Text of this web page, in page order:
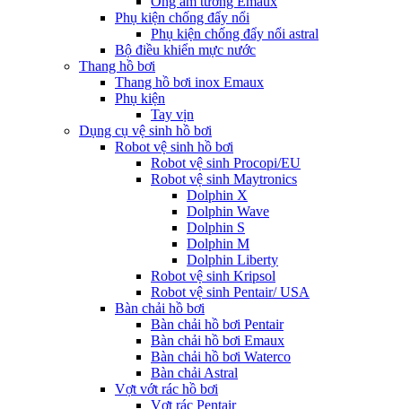
Phụ kiện chống đẩy nổi
Phụ kiện chống đẩy nổi astral
Bộ điều khiển mực nước
Thang hồ bơi
Thang hồ bơi inox Emaux
Phụ kiện
Tay vịn
Dụng cụ vệ sinh hồ bơi
Robot vệ sinh hồ bơi
Robot vệ sinh Procopi/EU
Robot vệ sinh Maytronics
Dolphin X
Dolphin Wave
Dolphin S
Dolphin M
Dolphin Liberty
Robot vệ sinh Kripsol
Robot vệ sinh Pentair/ USA
Bàn chải hồ bơi
Bàn chải hồ bơi Pentair
Bàn chải hồ bơi Emaux
Bàn chải hồ bơi Waterco
Bàn chải Astral
Vợt vớt rác hồ bơi
Vợt rác Pentair